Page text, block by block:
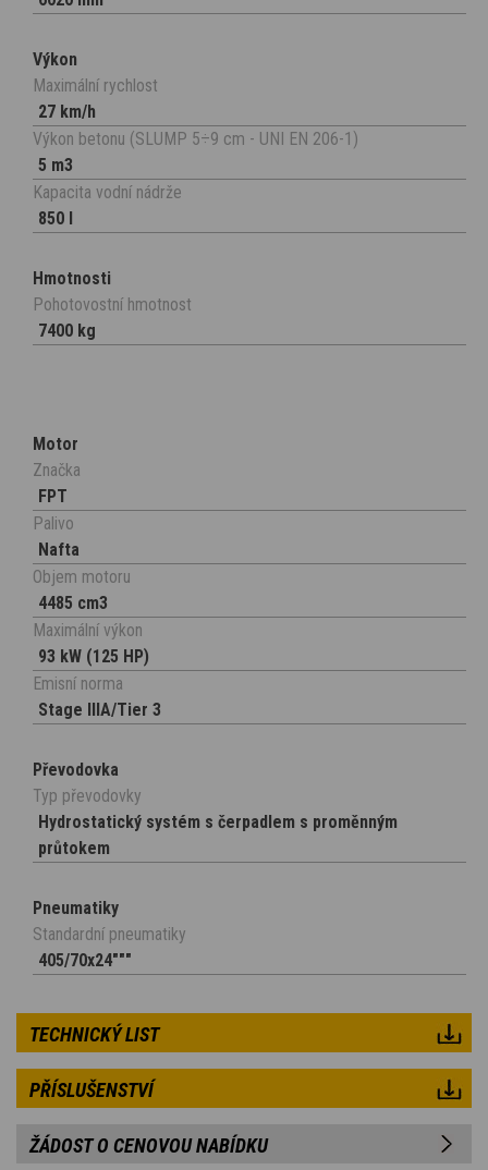
Výkon
Maximální rychlost
27 km/h
Výkon betonu (SLUMP 5÷9 cm - UNI EN 206-1)
5 m3
Kapacita vodní nádrže
850 l
Hmotnosti
Pohotovostní hmotnost
7400 kg
Motor
Značka
FPT
Palivo
Nafta
Objem motoru
4485 cm3
Maximální výkon
93 kW (125 HP)
Emisní norma
Stage IIIA/Tier 3
Převodovka
Typ převodovky
Hydrostatický systém s čerpadlem s proměnným
průtokem
Pneumatiky
Standardní pneumatiky
405/70x24"""
TECHNICKÝ LIST
PŘÍSLUŠENSTVÍ
ŽÁDOST O CENOVOU NABÍDKU